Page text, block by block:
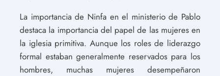
La importancia de Ninfa en el ministerio de Pablo
destaca la importancia del papel de las mujeres en
la iglesia primitiva. Aunque los roles de liderazgo
formal estaban generalmente reservados para los
hombres, muchas mujeres desempeñaron